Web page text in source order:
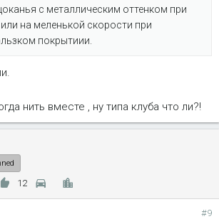
с металлическим оттенком при
на меленькой скорости при
покрытиии.
нить вместе , ну типа клуба что ли?!
12
#9